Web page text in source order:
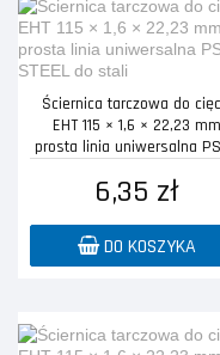
Ściernica tarczowa do
EHT 115 × 1,6 × 22,23 mm
prosta linia uniwersalna
6,35 zł
DO KOSZYKA